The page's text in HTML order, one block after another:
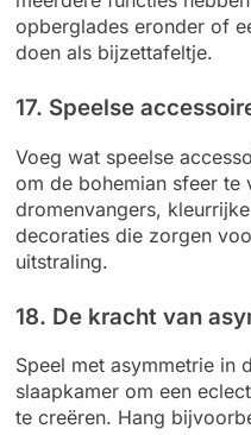
opberglades eronder of
doen als bijzettafeltje.
17. Speelse
Voeg wat speelse
om de bohemian sfeer te
dromenvangers,
decoraties die zorgen
uitstraling.
18. De kracht van
Speel met asymmetrie in
slaapkamer om een
te creëren. Hang